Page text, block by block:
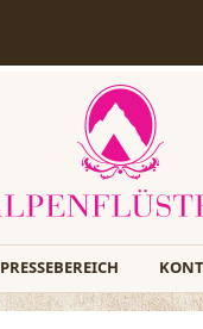
PRESSEBEREICH